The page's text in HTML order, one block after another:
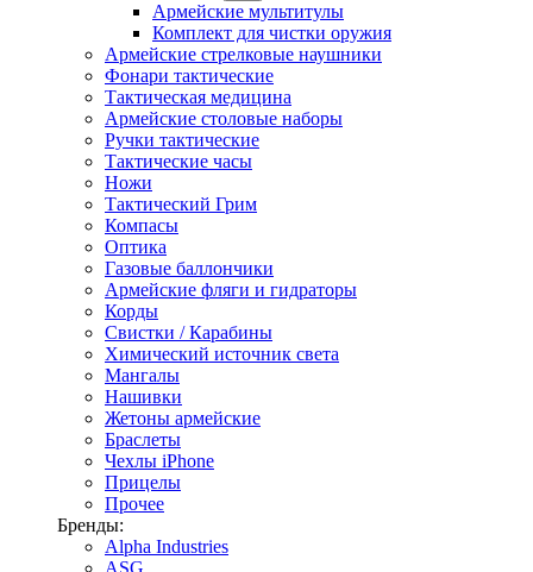
Армейские мультитулы
Комплект для чистки оружия
Армейские стрелковые наушники
Фонари тактические
Тактическая медицина
Армейские столовые наборы
Ручки тактические
Тактические часы
Ножи
Тактический Грим
Компасы
Оптика
Газовые баллончики
Армейские фляги и гидраторы
Корды
Свистки / Карабины
Химический источник света
Мангалы
Нашивки
Жетоны армейские
Браслеты
Чехлы iPhone
Прицелы
Прочее
Бренды:
Alpha Industries
ASG